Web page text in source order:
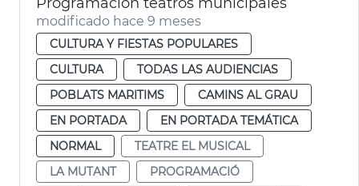
modificado hace 9 meses
CULTURA Y FIESTAS POPULARES
CULTURA
TODAS LAS AUDIENCIAS
POBLATS MARITIMS
CAMINS AL GRAU
EN PORTADA
EN PORTADA TEMÁTICA
NORMAL
TEATRE EL MUSICAL
LA MUTANT
PROGRAMACIÓ